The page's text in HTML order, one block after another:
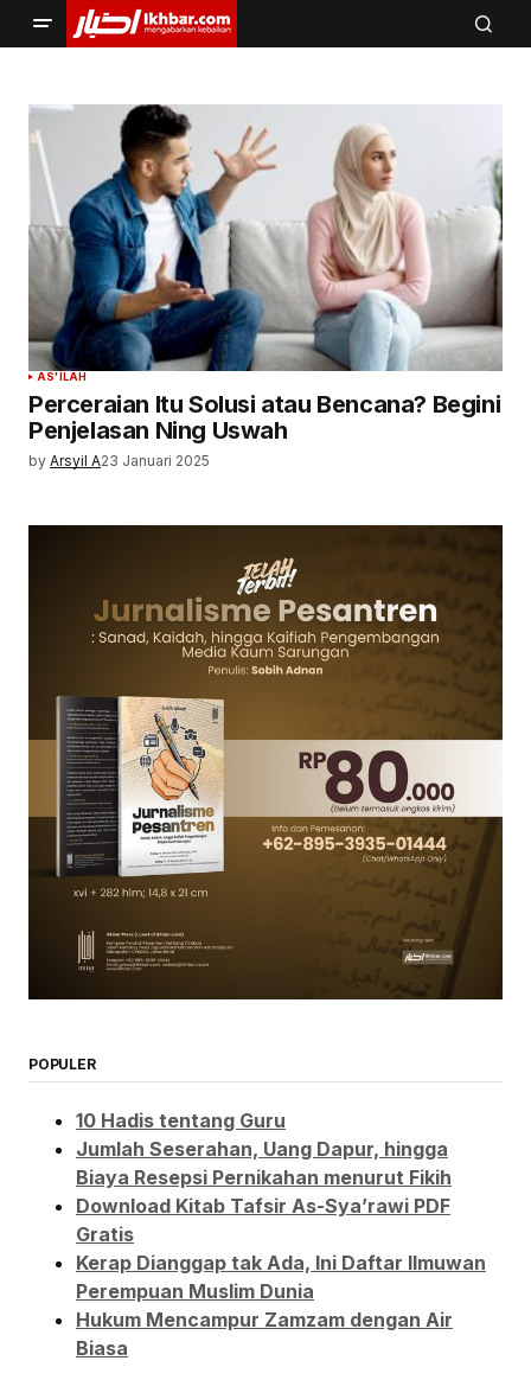
AS'ILAH
Perceraian Itu Solusi atau Bencana? Begini
Penjelasan Ning Uswah
by Arsyil A23 Januari 2025
POPULER
10 Hadis tentang Guru
Jumlah Seserahan, Uang Dapur, hingga
Biaya Resepsi Pernikahan menurut Fikih
Download Kitab Tafsir As-Sya’rawi PDF
Gratis
Kerap Dianggap tak Ada, Ini Daftar Ilmuwan
Perempuan Muslim Dunia
Hukum Mencampur Zamzam dengan Air
Biasa